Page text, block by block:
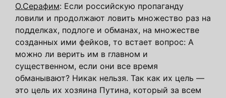
О.Серафим: Если российскую пропаганду
ловили и продолжают ловить множество раз на
подделках, подлоге и обманах, на множестве
созданных ими фейков, то встает вопрос: А
можно ли верить им в главном и
существенном, если они все время
обманывают? Никак нельзя. Так как их цель —
это цель их хозяина Путина, который за всем